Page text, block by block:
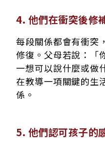
4. 他們在衝突後修
每段關係都會有衝突
修復。父母若說：「
一想可以說什麼或做
在教導一項關鍵的生
係。
5. 他們認可孩子的